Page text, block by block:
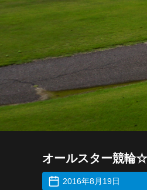
オールスター競輪☆
2016年8月19日